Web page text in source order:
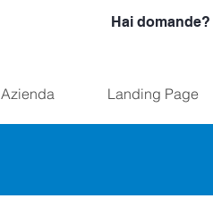
Hai domande?
Azienda Landing Page